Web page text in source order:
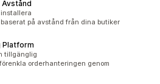
Avstånd
på avstånd från dina butiker
Platform
tillgänglig
orderhanteringen genom